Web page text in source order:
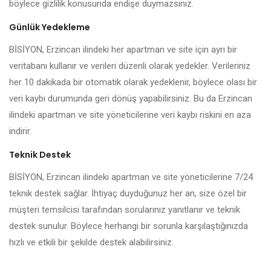
böylece gizlilik konusunda endişe duymazsınız.
Günlük Yedekleme
BİSİYON, Erzincan ilindeki her apartman ve site için ayrı bir
veritabanı kullanır ve verileri düzenli olarak yedekler. Verileriniz
her 10 dakikada bir otomatik olarak yedeklenir, böylece olası bir
veri kaybı durumunda geri dönüş yapabilirsiniz. Bu da Erzincan
ilindeki apartman ve site yöneticilerine veri kaybı riskini en aza
indirir.
Teknik Destek
BİSİYON, Erzincan ilindeki apartman ve site yöneticilerine 7/24
teknik destek sağlar. İhtiyaç duyduğunuz her an, size özel bir
müşteri temsilcisi tarafından sorularınız yanıtlanır ve teknik
destek sunulur. Böylece herhangi bir sorunla karşılaştığınızda
hızlı ve etkili bir şekilde destek alabilirsiniz.